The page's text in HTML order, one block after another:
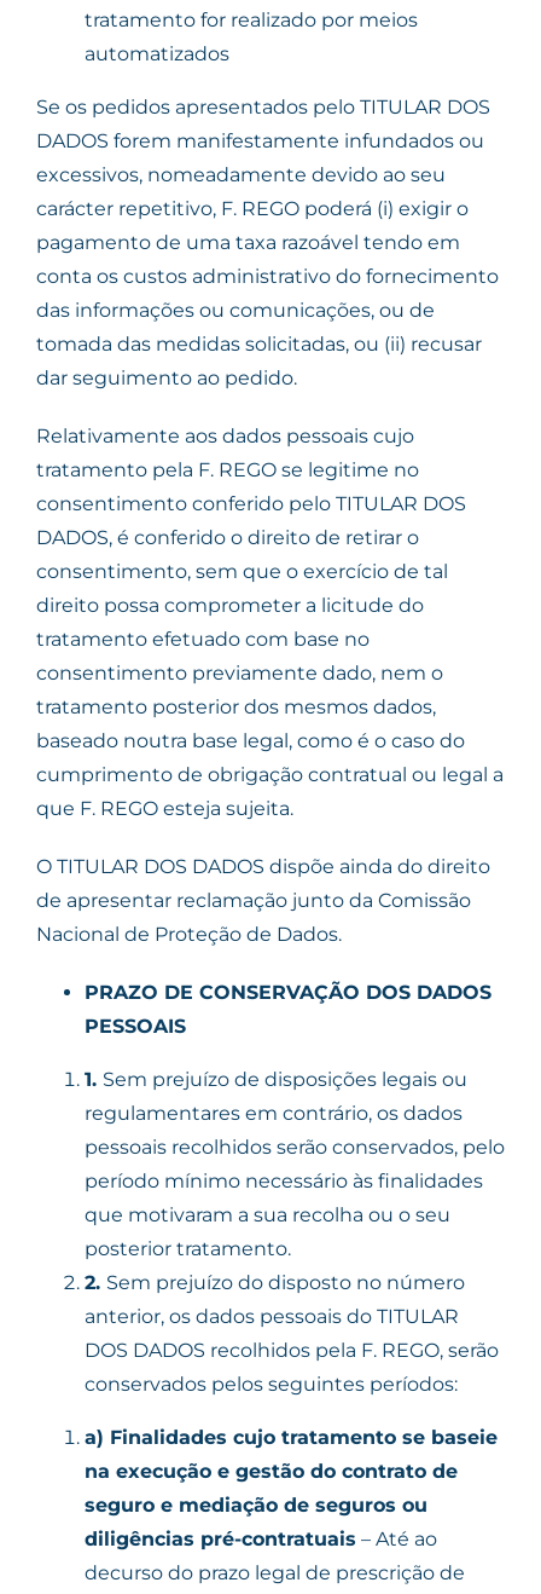
tratamento for realizado por meios
automatizados
Se os pedidos apresentados pelo TITULAR DOS
DADOS forem manifestamente infundados ou
excessivos, nomeadamente devido ao seu
carácter repetitivo, F. REGO poderá (i) exigir o
pagamento de uma taxa razoável tendo em
conta os custos administrativo do fornecimento
das informações ou comunicações, ou de
tomada das medidas solicitadas, ou (ii) recusar
dar seguimento ao pedido.
Relativamente aos dados pessoais cujo
tratamento pela F. REGO se legitime no
consentimento conferido pelo TITULAR DOS
DADOS, é conferido o direito de retirar o
consentimento, sem que o exercício de tal
direito possa comprometer a licitude do
tratamento efetuado com base no
consentimento previamente dado, nem o
tratamento posterior dos mesmos dados,
baseado noutra base legal, como é o caso do
cumprimento de obrigação contratual ou legal a
que F. REGO esteja sujeita.
O TITULAR DOS DADOS dispõe ainda do direito
de apresentar reclamação junto da Comissão
Nacional de Proteção de Dados.
PRAZO DE CONSERVAÇÃO DOS DADOS
PESSOAIS
1. Sem prejuízo de disposições legais ou
regulamentares em contrário, os dados
pessoais recolhidos serão conservados, pelo
período mínimo necessário às finalidades
que motivaram a sua recolha ou o seu
posterior tratamento.
2. Sem prejuízo do disposto no número
anterior, os dados pessoais do TITULAR
DOS DADOS recolhidos pela F. REGO, serão
conservados pelos seguintes períodos:
a) Finalidades cujo tratamento se baseie
na execução e gestão do contrato de
seguro e mediação de seguros ou
diligências pré-contratuais – Até ao
decurso do prazo legal de prescrição de